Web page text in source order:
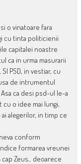
o vinatoare fara
cu tinta politicienii
capitalei noastre
ca in urma masurarii
PSD, in vestiar, cu
de intrumentul
ca desi psd-ul le-a
cu o idee mai lungi,
alegerilor, in timp ce
conform
formarea vreunei
Zeus,. deoarece